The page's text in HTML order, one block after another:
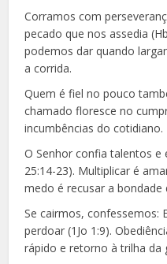
Corramos com
pecado que nos assedia
podemos dar quando
a corrida.
Quem é fiel no pouco
chamado floresce no
incumbências do cotidiano.
O Senhor confia talentos
25:14-23). Multiplicar é
medo é recusar a bondade
Se cairmos, confessemos:
perdoar (1Jo 1:9).
rápido e retorno à trilha da